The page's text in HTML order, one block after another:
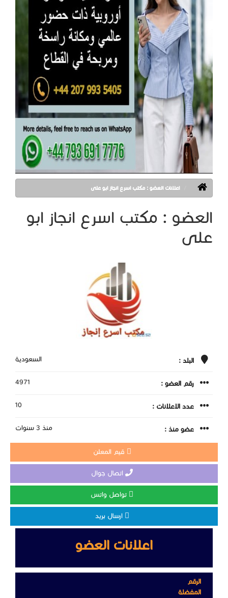
اعلانات العضو : مكتب اسرع انجاز ابو على
العضو : مكتب اسرع انجاز ابو
على
البلد : السعودية
رقم العضو : 4971
عدد الاعلانات : 10
عضو منذ : منذ 3 سنوات
قيم المعلن
اتصال جوال
تواصل واتس
ارسال بريد
اعلانات العضو
الرقم
المفضلة